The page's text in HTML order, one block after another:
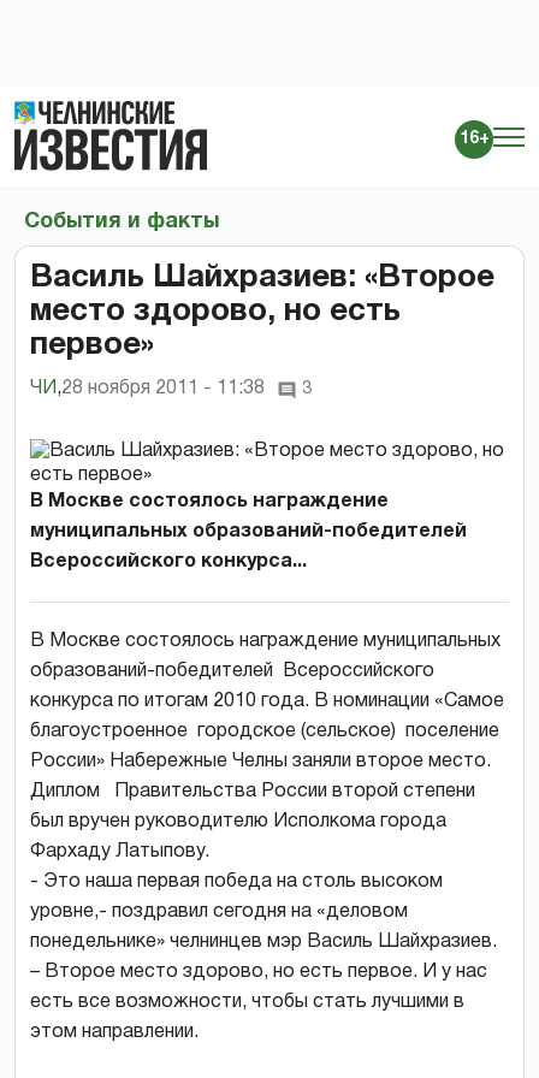
16+
События и факты
Василь Шайхразиев: «Второе
место здорово, но есть
первое»
ЧИ ,28 ноября 2011 - 11:38 3
В Москве состоялось награждение
муниципальных образований-победителей
Всероссийского конкурса...
В Москве состоялось награждение муниципальных
образований-победителей Всероссийского
конкурса по итогам 2010 года. В номинации «Самое
благоустроенное городское (сельское) поселение
России» Набережные Челны заняли второе место.
Диплом Правительства России второй степени
был вручен руководителю Исполкома города
Фархаду Латыпову.
- Это наша первая победа на столь высоком
уровне,- поздравил сегодня на «деловом
понедельнике» челнинцев мэр Василь Шайхразиев.
– Второе место здорово, но есть первое. И у нас
есть все возможности, чтобы стать лучшими в
этом направлении.